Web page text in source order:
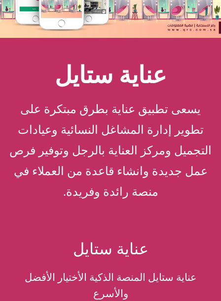
عناية ستايل
يسعى تطبيق عناية بطرق مبتكرة على
تطوير إدارة المشاغل النسائية وعيادات
التجميل ومركز العناية بالرجل وتوفير فرص
عمل جديدة وانشاء قاعدة من العملاء في
منصة رائدة وفريدة.
عناية ستايل
عناية ستايل المنصة الذكية الأختيار الأفضل
والأسرع